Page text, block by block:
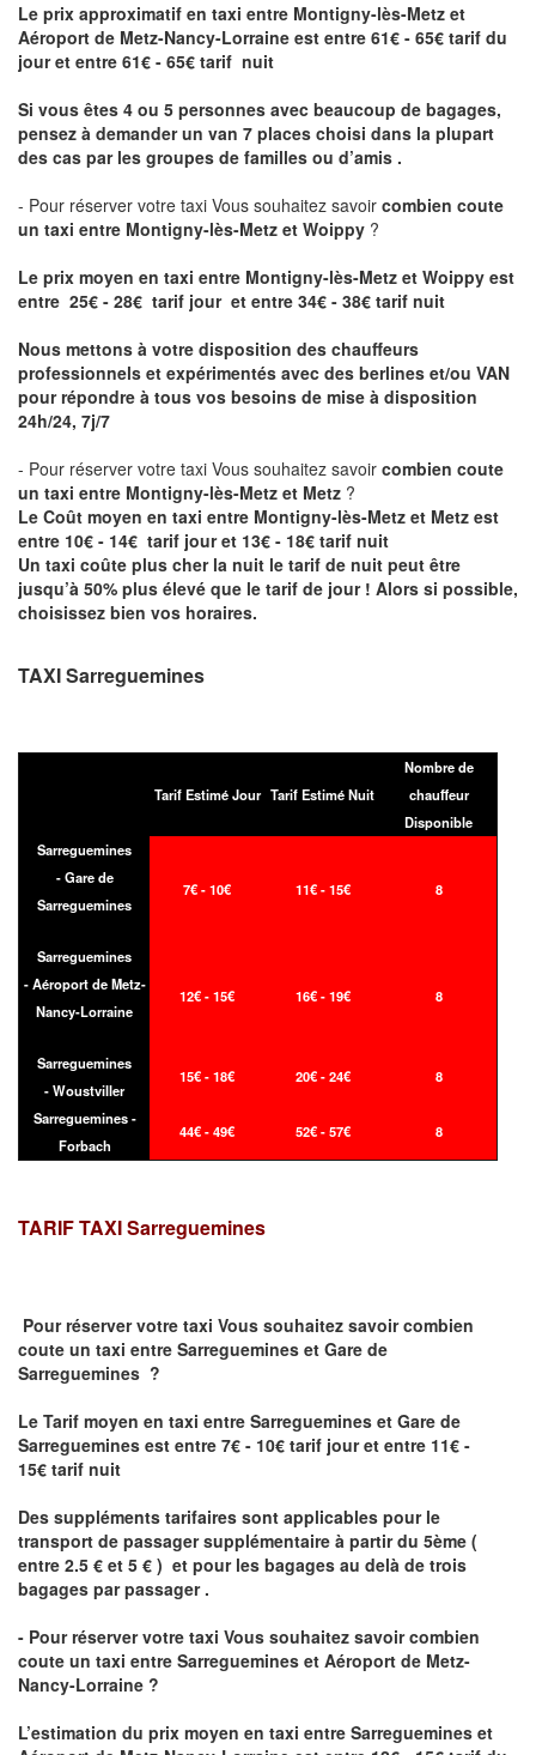
Le prix approximatif en taxi entre Montigny-lès-Metz et
Aéroport de Metz-Nancy-Lorraine est entre 61€ - 65€ tarif du
jour et entre 61€ - 65€ tarif nuit
Si vous êtes 4 ou 5 personnes avec beaucoup de bagages,
pensez à demander un van 7 places choisi dans la plupart
des cas par les groupes de familles ou d’amis .
- Pour réserver votre taxi Vous souhaitez savoir combien coute
un taxi entre Montigny-lès-Metz et Woippy ?
Le prix moyen en taxi entre Montigny-lès-Metz et Woippy est
entre 25€ - 28€ tarif jour et entre 34€ - 38€ tarif nuit
Nous mettons à votre disposition des chauffeurs
professionnels et expérimentés avec des berlines et/ou VAN
pour répondre à tous vos besoins de mise à disposition
24h/24, 7j/7
- Pour réserver votre taxi Vous souhaitez savoir combien coute
un taxi entre Montigny-lès-Metz et Metz ?
Le Coût moyen en taxi entre Montigny-lès-Metz et Metz est
entre 10€ - 14€ tarif jour et 13€ - 18€ tarif nuit
Un taxi coûte plus cher la nuit le tarif de nuit peut être
jusqu’à 50% plus élevé que le tarif de jour ! Alors si possible,
choisissez bien vos horaires.
TAXI Sarreguemines
Tarif Estimé Jour Tarif Estimé Nuit
Nombre de
chauffeur
Disponible
Sarreguemines
- Gare de
Sarreguemines
7€ - 10€ 11€ - 15€ 8
Sarreguemines
- Aéroport de Metz-
Nancy-Lorraine
12€ - 15€ 16€ - 19€ 8
Sarreguemines
- Woustviller
15€ - 18€ 20€ - 24€ 8
Sarreguemines -
Forbach
44€ - 49€ 52€ - 57€ 8
TARIF TAXISarreguemines
Pour réserver votre taxi Vous souhaitez savoircombien
coute un taxi entre Sarreguemines et Gare de
Sarreguemines ?
Le Tarif moyen en taxi entre Sarreguemines et Gare de
Sarreguemines est entre 7€ - 10€ tarif jour et entre 11€ -
15€ tarif nuit
Des suppléments tarifaires sont applicables pour le
transport de passager supplémentaire à partir du 5ème (
entre 2.5 € et 5 € ) et pour les bagages au delà de trois
bagages par passager .
- Pour réserver votre taxi Vous souhaitez savoircombien
coute un taxi entre Sarreguemines et Aéroport de Metz-
Nancy-Lorraine ?
L’estimation du prix moyen en taxi entre Sarreguemines et